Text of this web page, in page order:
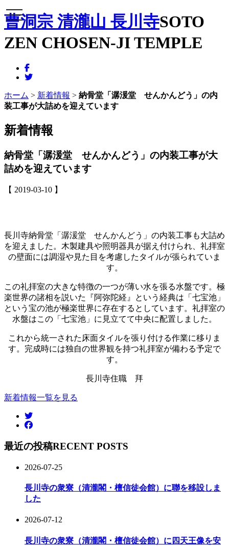
曹洞宗 清瀧山 長川寺SOTO
ZEN CHOSEN-JI TEMPLE
メニュー
ホーム > 新着情報 > 納骨堂「潺湲堂 せんかんどう」の内
装工事が大詰めを迎えています
新着情報
納骨堂「潺湲堂 せんかんどう」の内装工事が大
詰めを迎えています
【 2019-03-10 】
長川寺納骨堂「潺湲堂 せんかんどう」の内装工事も大詰め
を迎えました。木製建具や照明器具が据え付けられ、礼拝室
の壁面には調湿や見た目を考慮したタイルが張られていま
す。
この礼拝室の大きな特徴の一つが薄い水を張る水盤です。極
楽世界の諸相を説いた『阿弥陀経』という経典は「七宝池」
という宝の池が極楽世界に存在するとしています。礼拝室の
水盤はこの「七宝池」に見立てて中央に配置しました。
これから統一された床面タイルを張り付ける作業に移りま
す。完成時には独自の世界観を持つ礼拝室が備わる予定で
す。
長川寺住職 拜
新着情報一覧を見る
最近の投稿RECENT POSTS
2026-07-25
長川寺の衆寮（清瀧閣・檀信徒会館）に聯を移設しま
した
2026-07-12
長川寺の衆寮（清瀧閣・檀信徒会館）に四天王像を安